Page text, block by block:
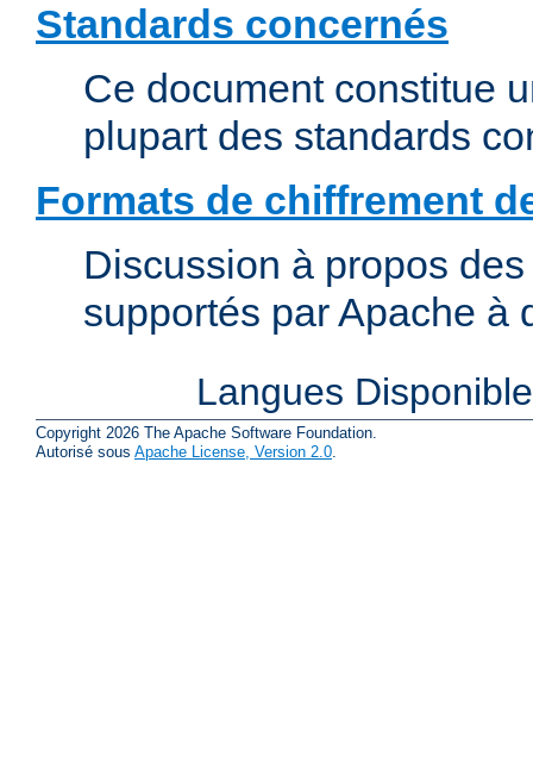
Standards concernés
Ce document constitue
plupart des standards
Formats de chiffrement
Discussion à propos
supportés par Apache à
Langues
Copyright 2026 The Apache Software Foundation.
Autorisé sous Apache License, Version 2.0